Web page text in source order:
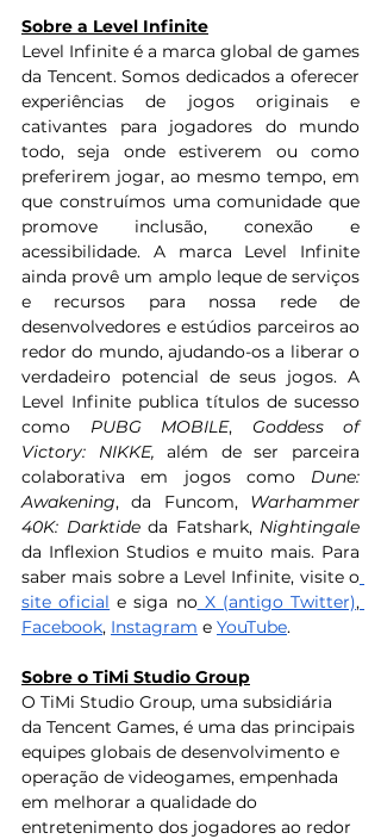
Sobre a Level Infinite
Level Infinite é a marca global de games
da Tencent. Somos dedicados a oferecer
experiências de jogos originais e
cativantes para jogadores do mundo
todo, seja onde estiverem ou como
preferirem jogar, ao mesmo tempo, em
que construímos uma comunidade que
promove inclusão, conexão e
acessibilidade. A marca Level Infinite
ainda provê um amplo leque de serviços
e recursos para nossa rede de
desenvolvedores e estúdios parceiros ao
redor do mundo, ajudando-os a liberar o
verdadeiro potencial de seus jogos. A
Level Infinite publica títulos de sucesso
como PUBG MOBILE, Goddess of
Victory: NIKKE, além de ser parceira
colaborativa em jogos como Dune:
Awakening, da Funcom, Warhammer
40K: Darktide da Fatshark, Nightingale
da Inflexion Studios e muito mais. Para
saber mais sobre a Level Infinite, visite o
site oficial e siga no X (antigo Twitter),
Facebook, Instagram e YouTube.
Sobre o TiMi Studio Group
O TiMi Studio Group, uma subsidiária
da Tencent Games, é uma das principais
equipes globais de desenvolvimento e
operação de videogames, empenhada
em melhorar a qualidade do
entretenimento dos jogadores ao redor